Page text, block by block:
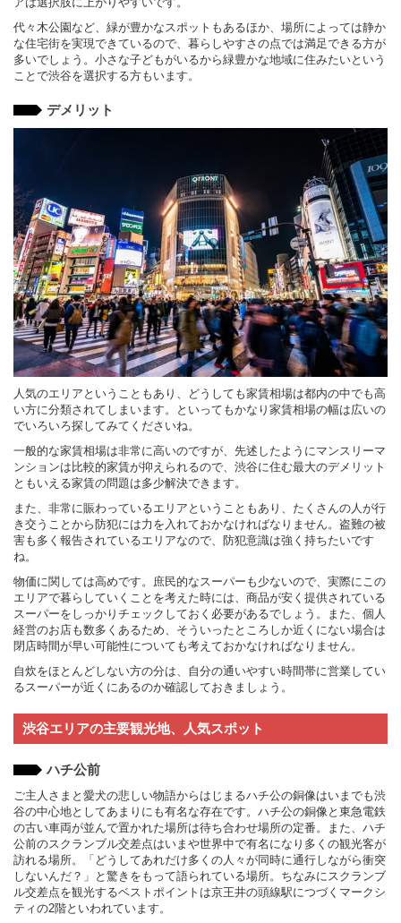
代々木公園など、緑が豊かなスポットもあるほか、場所によっては静か
な住宅街を実現できているので、暮らしやすさの点では満足できる方が
多いでしょう。小さな子どもがいるから緑豊かな地域に住みたいという
ことで渋谷を選択する方もいます。
デメリット
人気のエリアということもあり、どうしても家賃相場は都内の中でも高
い方に分類されてしまいます。といってもかなり家賃相場の幅は広いの
でいろいろ探してみてくださいね。
一般的な家賃相場は非常に高いのですが、先述したようにマンスリーマ
ンションは比較的家賃が抑えられるので、渋谷に住む最大のデメリット
ともいえる家賃の問題は多少解決できます。
また、非常に賑わっているエリアということもあり、たくさんの人が行
き交うことから防犯には力を入れておかなければなりません。盗難の被
害も多く報告されているエリアなので、防犯意識は強く持ちたいです
ね。
物価に関しては高めです。庶民的なスーパーも少ないので、実際にこの
エリアで暮らしていくことを考えた時には、商品が安く提供されている
スーパーをしっかりチェックしておく必要があるでしょう。また、個人
経営のお店も数多くあるため、そういったところしか近くにない場合は
閉店時間が早い可能性についても考えておかなければなりません。
自炊をほとんどしない方の分は、自分の通いやすい時間帯に営業してい
るスーパーが近くにあるのか確認しておきましょう。
渋谷エリアの主要観光地、人気スポット
ハチ公前
ご主人さまと愛犬の悲しい物語からはじまるハチ公の銅像はいまでも渋
谷の中心地としてあまりにも有名な存在です。ハチ公の銅像と東急電鉄
の古い車両が並んで置かれた場所は待ち合わせ場所の定番。また、ハチ
公前のスクランブル交差点はいまや世界中で有名になり多くの観光客が
訪れる場所。「どうしてあれだけ多くの人々が同時に通行しながら衝突
しないんだ？」と驚きをもって語られている場所。ちなみにスクランブ
ル交差点を観光するベストポイントは京王井の頭線駅につづくマークシ
ティの2階といわれています。